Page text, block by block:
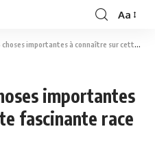
Aa
importantes à connaître sur cette fascinante race féline
importantes
fascinante race